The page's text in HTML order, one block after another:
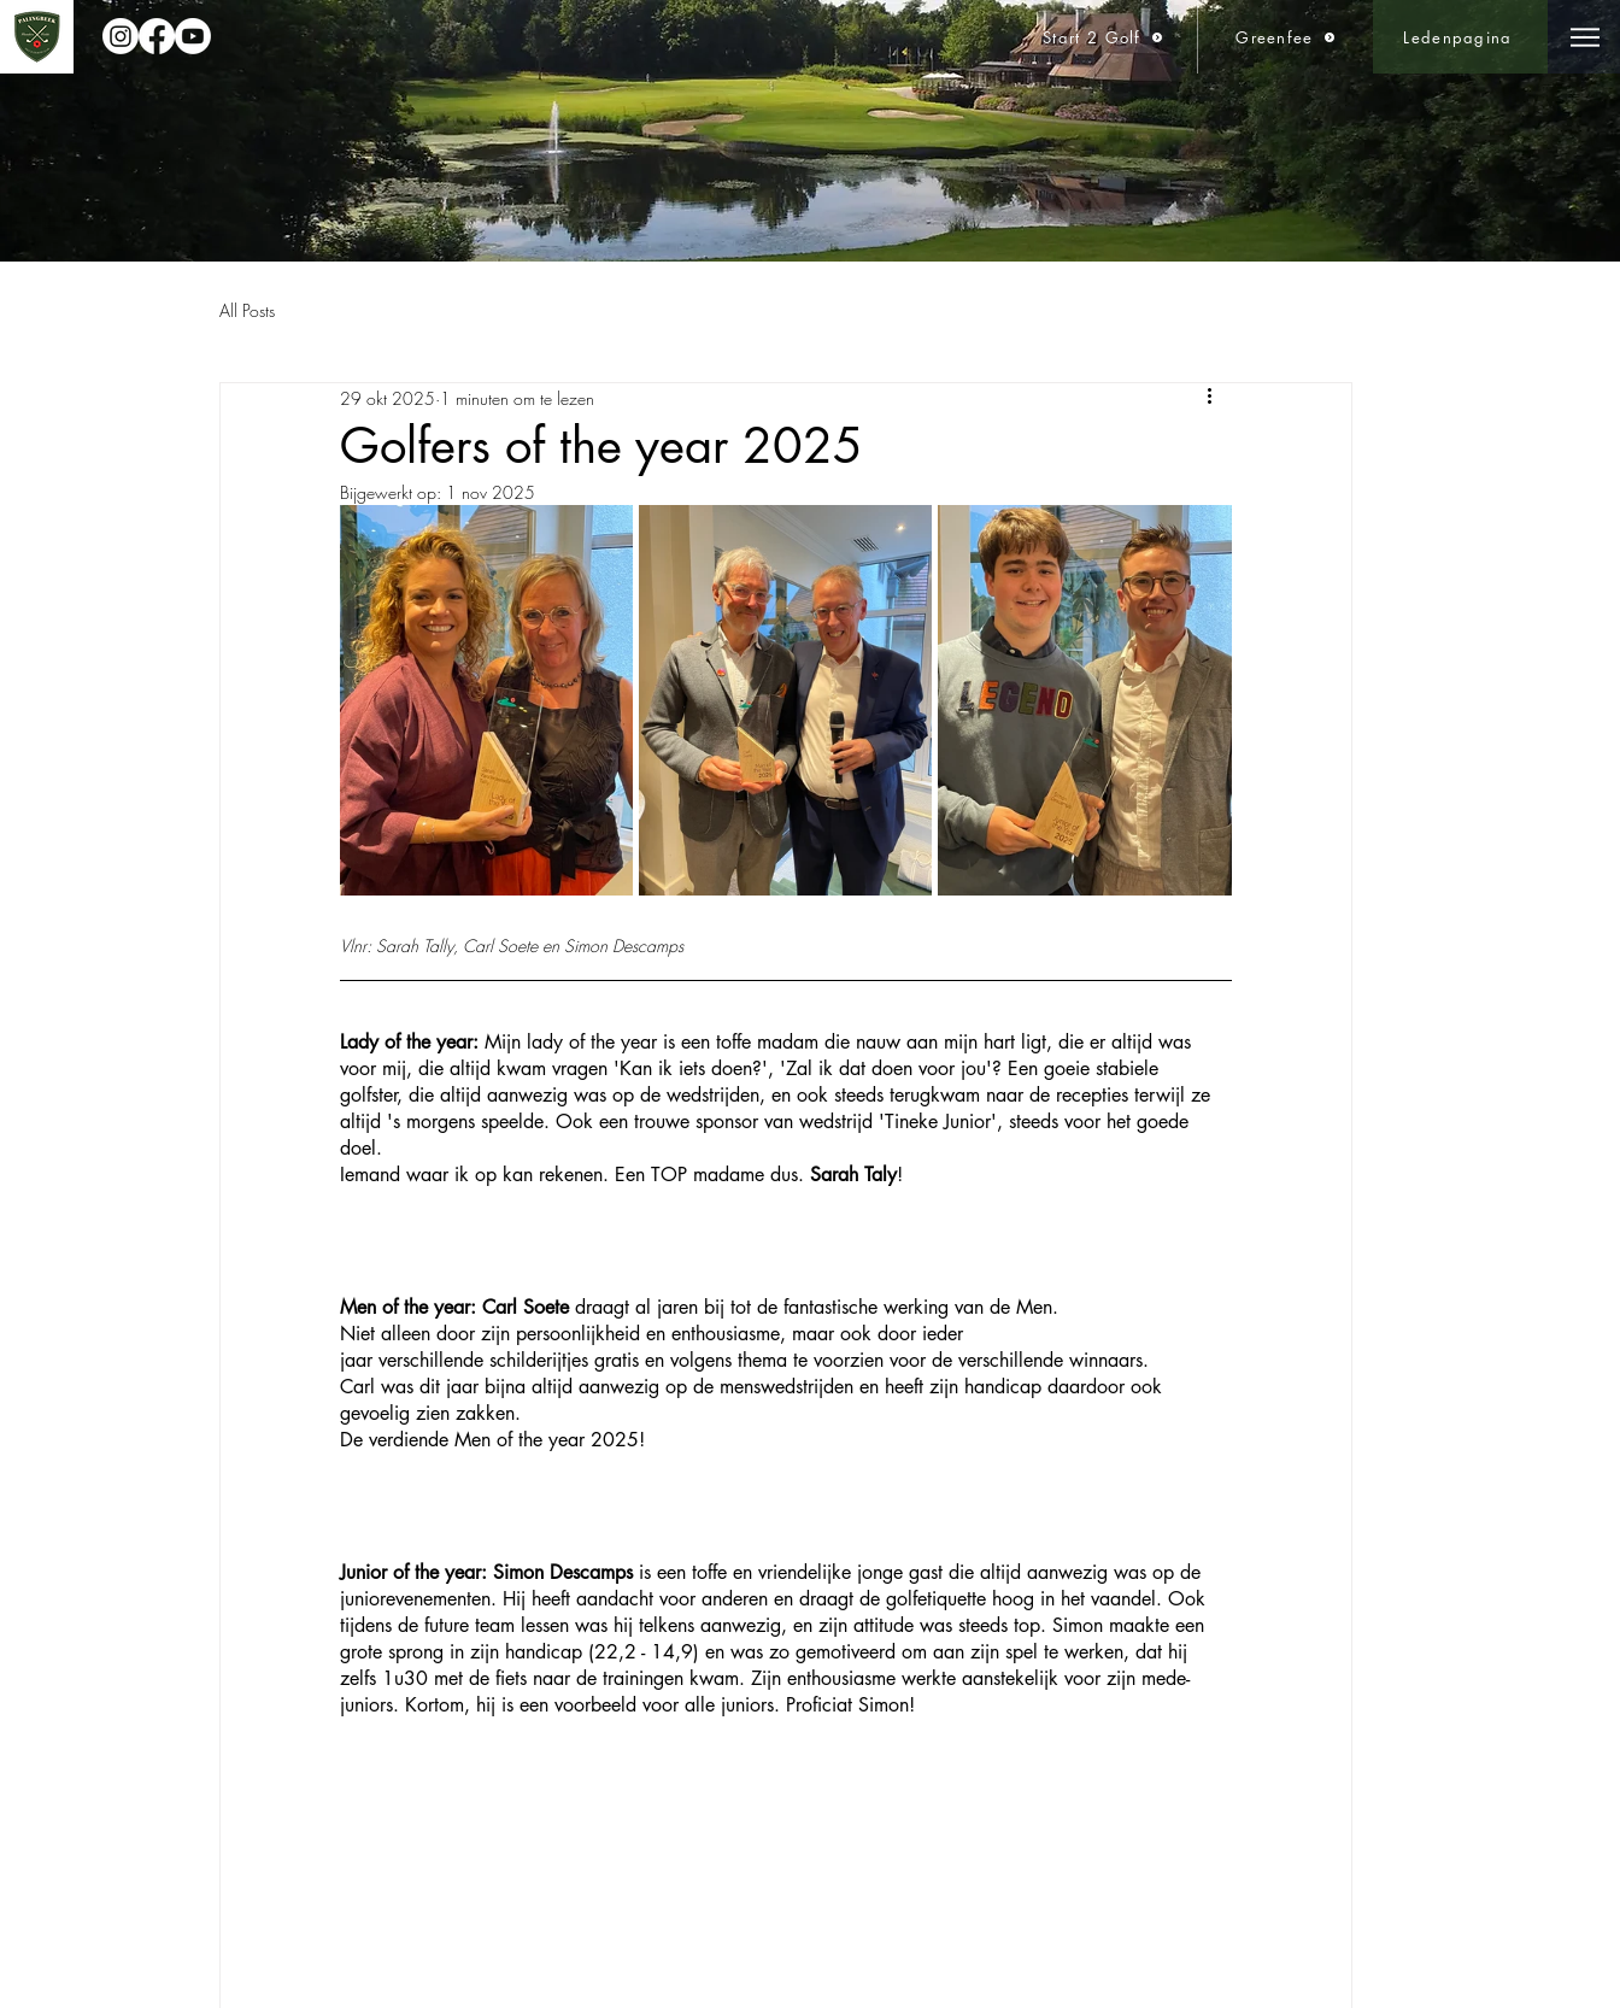
Start 2 Golf Greenfee Ledenpagina
All Posts
Golfers of the year 2025
29 okt 2025 1 minuten om te lezen
Bijgewerkt op: 1 nov 2025
Vlnr: Sarah Tally, Carl Soete en Simon Descamps
Lady of the year: Mijn lady of the year is een toffe madam die nauw aan mijn hart ligt, die er altijd was
voor mij, die altijd kwam vragen 'Kan ik iets doen?', 'Zal ik dat doen voor jou'? Een goeie stabiele
golfster, die altijd aanwezig was op de wedstrijden, en ook steeds terugkwam naar de recepties terwijl ze
altijd 's morgens speelde. Ook een trouwe sponsor van wedstrijd 'Tineke Junior', steeds voor het goede
doel.
Iemand waar ik op kan rekenen. Een TOP madame dus. Sarah Taly!
Men of the year: Carl Soete draagt al jaren bij tot de fantastische werking van de Men.
Niet alleen door zijn persoonlijkheid en enthousiasme, maar ook door ieder
jaar verschillende schilderijtjes gratis en volgens thema te voorzien voor de verschillende winnaars.
Carl was dit jaar bijna altijd aanwezig op de menswedstrijden en heeft zijn handicap daardoor ook
gevoelig zien zakken.
De verdiende Men of the year 2025!
Junior of the year: Simon Descamps is een toffe en vriendelijke jonge gast die altijd aanwezig was op de
juniorevenementen. Hij heeft aandacht voor anderen en draagt de golfetiquette hoog in het vaandel. Ook
tijdens de future team lessen was hij telkens aanwezig, en zijn attitude was steeds top. Simon maakte een
grote sprong in zijn handicap (22,2 - 14,9) en was zo gemotiveerd om aan zijn spel te werken, dat hij
zelfs 1u30 met de fiets naar de trainingen kwam. Zijn enthousiasme werkte aanstekelijk voor zijn mede-
juniors. Kortom, hij is een voorbeeld voor alle juniors. Proficiat Simon!